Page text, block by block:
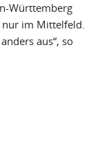
Württemberg
nur im Mittelfeld.
aus“, so